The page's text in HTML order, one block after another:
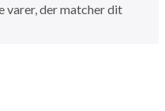
varer, der matcher dit